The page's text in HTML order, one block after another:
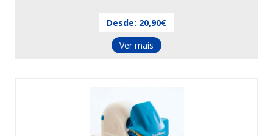
Desde: 20,90€
Ver mais